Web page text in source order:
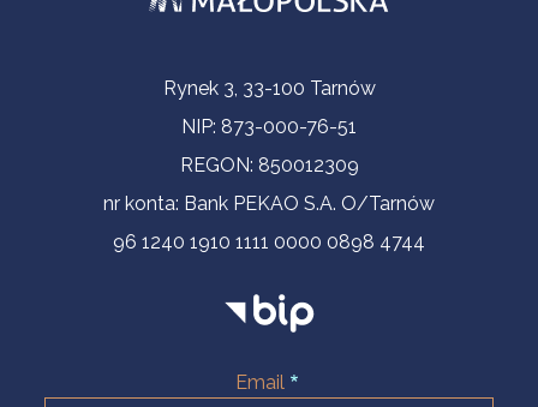
Informacje kontaktoweRynek 3, 33-100 Tarnów
NIP: 873-000-76-51
REGON: 850012309
nr konta: Bank PEKAO S.A. O/Tarnów
96 1240 1910 1111 0000 0898 4744
Email